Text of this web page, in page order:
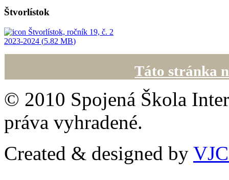
Štvorlístok
Štvorlístok, ročník 19, č. 2
2023-2024 (5.82 MB)
Táto stránka
© 2010 Spojená Škola
práva vyhradené.
Created & designed by